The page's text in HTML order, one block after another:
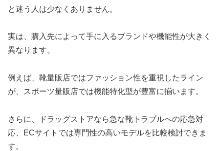
と迷う人は少なくありません。
実は、購入先によって手に入るブランドや機能性が大きく
異なります。
例えば、靴量販店ではファッション性を重視したライン
が、スポーツ量販店では機能特化型が豊富に揃います。
さらに、ドラッグストアなら急な靴トラブルへの応急対
応、ECサイトでは専門性の高いモデルを比較検討できま
す。